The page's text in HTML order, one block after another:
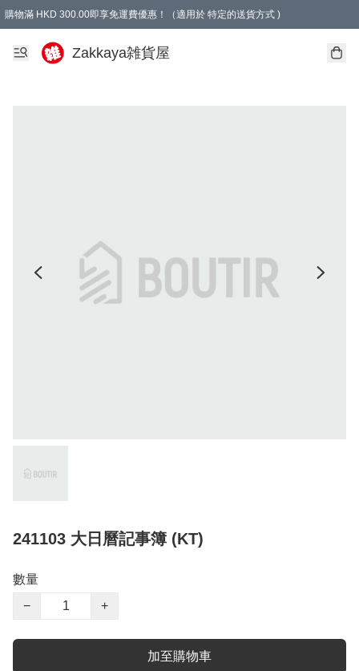
購物滿 HKD 300.00即享免運費優惠！（適用於 特定的送貨方式 )
Zakkaya雑貨屋
241103 大日曆記事簿 (KT)
數量
−
+
加至購物車